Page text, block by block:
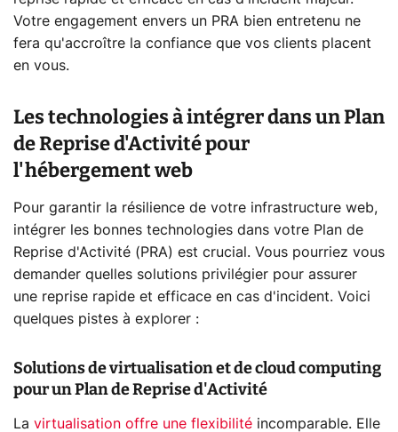
Votre engagement envers un PRA bien entretenu ne
fera qu'accroître la confiance que vos clients placent
en vous.
Les technologies à intégrer dans un Plan
de Reprise d'Activité pour
l'hébergement web
Pour garantir la résilience de votre infrastructure web,
intégrer les bonnes technologies dans votre Plan de
Reprise d'Activité (PRA) est crucial. Vous pourriez vous
demander quelles solutions privilégier pour assurer
une reprise rapide et efficace en cas d'incident. Voici
quelques pistes à explorer :
Solutions de virtualisation et de cloud computing
pour un Plan de Reprise d'Activité
La virtualisation offre une flexibilité incomparable. Elle